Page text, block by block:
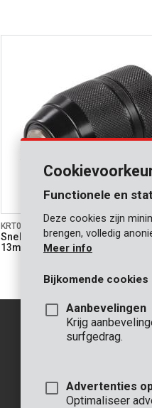
KRT014003
Snelspankop met
13mm
CONTACT
INFO
VARO - Vic. Van
Functionele en
Deze cookies zijn
brengen, volledig
Meer info
Bijkomende cookies
Aanbevelingen
Krijg
surfgedrag.
Advertenties
Optimaliseer